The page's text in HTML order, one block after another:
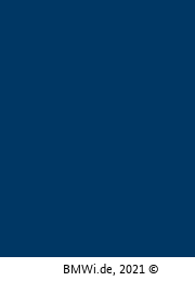
BMWi.de, 2021 ©